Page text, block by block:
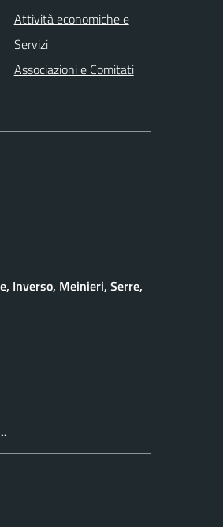
Attività economiche e
Servizi
Associazioni e Comitati
Inverso, Meinieri, Serre,